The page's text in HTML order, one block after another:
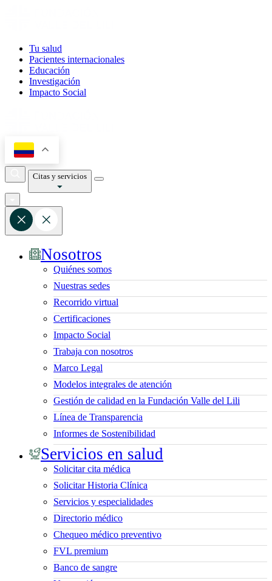
Tu salud
Pacientes internacionales
Educación
Investigación
Impacto Social
Citas y servicios
Nosotros
Quiénes somos
Nuestras sedes
Recorrido virtual
Certificaciones
Impacto Social
Trabaja con nosotros
Marco Legal
Modelos integrales de atención
Gestión de calidad en la Fundación Valle del Lili
Línea de Transparencia
Informes de Sostenibilidad
Servicios en salud
Solicitar cita médica
Solicitar Historia Clínica
Servicios y especialidades
Directorio médico
Chequeo médico preventivo
FVL premium
Banco de sangre